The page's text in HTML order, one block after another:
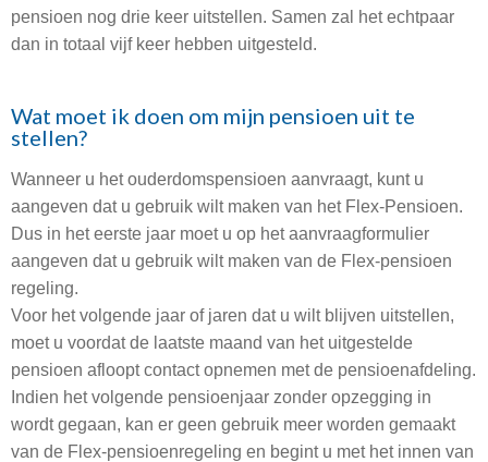
pensioen nog drie keer uitstellen. Samen zal het echtpaar
dan in totaal vijf keer hebben uitgesteld.
Wat moet ik doen om mijn pensioen uit te
stellen?
Wanneer u het ouderdomspensioen aanvraagt, kunt u
aangeven dat u gebruik wilt maken van het Flex-Pensioen.
Dus in het eerste jaar moet u op het aanvraagformulier
aangeven dat u gebruik wilt maken van de Flex-pensioen
regeling.
Voor het volgende jaar of jaren dat u wilt blijven uitstellen,
moet u voordat de laatste maand van het uitgestelde
pensioen afloopt contact opnemen met de pensioenafdeling.
Indien het volgende pensioenjaar zonder opzegging in
wordt gegaan, kan er geen gebruik meer worden gemaakt
van de Flex-pensioenregeling en begint u met het innen van